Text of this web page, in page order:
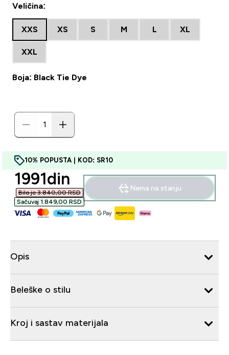
Veličina:
XXS XS S M L XL
XXL
Boja: Black Tie Dye
10% POPUSTA | KOD: SR10
discounted price
1991din‎
Bilo je 3.840,00 RSD‎
Sačuvaj 1.849,00 RSD‎
Nema na stanju
Opis
Beleške o stilu
Kroj i sastav materijala